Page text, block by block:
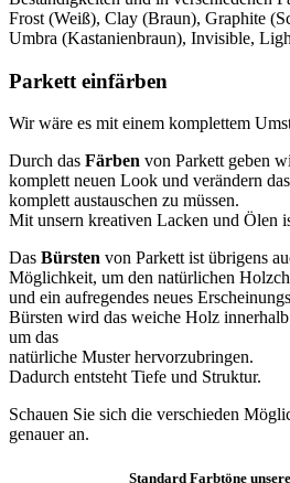
Frost (Weiß), Clay (Braun), Graphite
Umbra (Kastanienbraun), Invisible,
Parkett einfärben
Wir wäre es mit einem komplettem
Durch das Färben von Parkett geben
komplett neuen Look und verändern
komplett austauschen zu müssen.
Mit unsern kreativen Lacken und Ölen
Das Bürsten von Parkett ist übrigens
Möglichkeit, um den natürlichen
und ein aufregendes neues
Bürsten wird das weiche Holz
um das
natürliche Muster hervorzubringen.
Dadurch entsteht Tiefe und Struktur.
Schauen Sie sich die verschieden
genauer an.
StandardFarbtöne